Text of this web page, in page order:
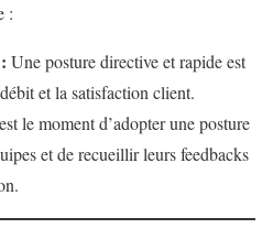
:
Une posture directive et rapide est
et la satisfaction client.
le moment d’adopter une posture
et de recueillir leurs feedbacks